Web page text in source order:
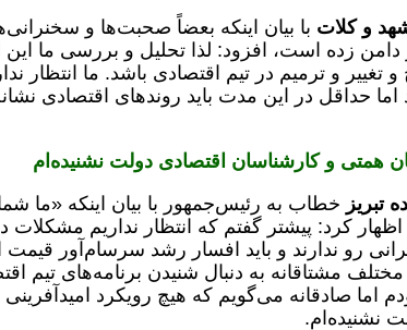
و کلات با بیان اینکه بعضاً صحبت‌ها و
دامن زده است، افزود: لذا تحلیل و بررسی ما
حداقل در این مدت باید روندهای اقتصادی
همتی و کارشناسان اقتصادی دولت نشنیده‌ام
تبریز خطاب به رئیس‌جمهور با بیان اینکه «ما
رو ندارند و باید افسار رشد سرسام‌آور قیمت
مشتاقانه به دنبال شنیدن برنامه‌های تیم
اما صادقانه می‌گویم که هیچ رویکرد
نشنیده‌ام.